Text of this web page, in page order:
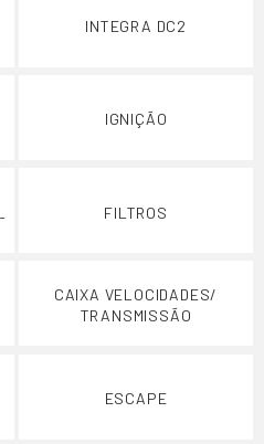
INTEGRA DC2
IGNIÇÃO
FILTROS
CAIXA VELOCIDADES/
TRANSMISSÃO
ESCAPE